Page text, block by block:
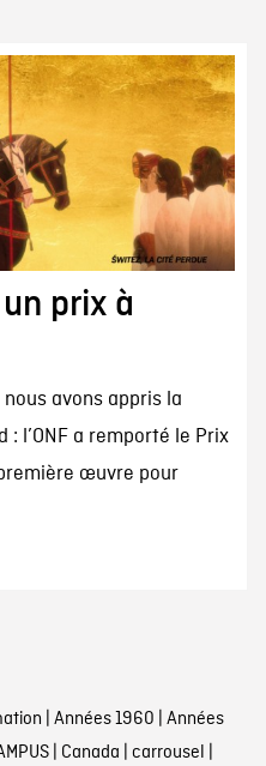
un prix à
avons appris la
l’ONF a remporté le Prix
œuvre pour
Années 1960 Années
| Canada carrousel